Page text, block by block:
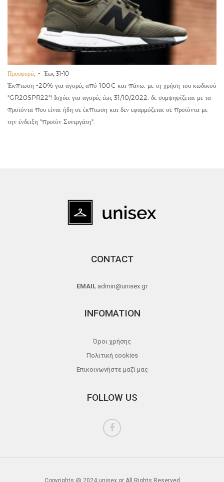
Προσφορές Έως 31-10
Έκπτωση -20% για αγορές από 100€ και πάνω, με τη χρήση του κωδικού
"GR20SPR22"! Ισχύει για αγορές έως 31/10/2022, δε συμψηφίζεται με τα
προϊόντα που είναι ήδη σε έκπτωση και δεν εφαρμόζεται σε προϊόντα με
την ένδειξη "προϊόν Συνεργάτη".
CONTACT
EMAIL admin@unisex.gr
INFOMATION
Όροι χρήσης
Πολιτική cookies
Επικοινωνήστε μαζί μας
FOLLOW US
Copyrights @ 2024 unisex.gr All Rights Reserved